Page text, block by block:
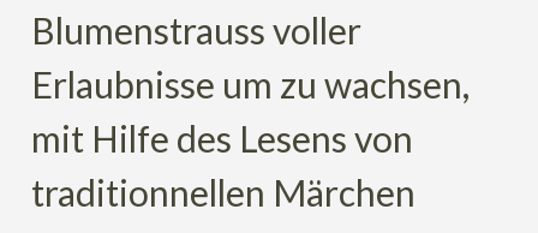
Blumenstrauss voller
Erlaubnisse um zu wachsen,
mit Hilfe des Lesens von
traditionnellen Märchen